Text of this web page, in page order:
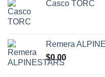
era:
Casco TORC
Remera
$0.00